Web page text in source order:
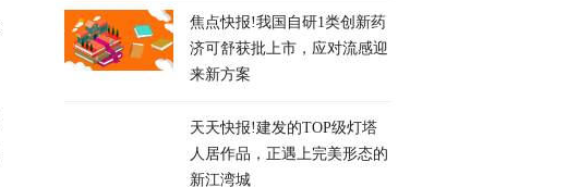
焦点快报!我国自研1类创新药
济可舒获批上市，应对流感迎
来新方案
天天快报!建发的TOP级灯塔
人居作品，正遇上完美形态的
新江湾城